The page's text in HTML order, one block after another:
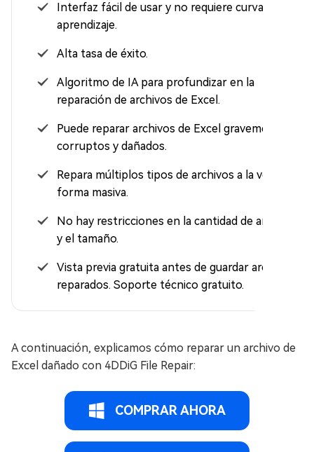
Interfaz fácil de usar y no requiere curva de
aprendizaje.
Alta tasa de éxito.
Algoritmo de IA para profundizar en la
reparación de archivos de Excel.
Puede reparar archivos de Excel gravemente
corruptos y dañados.
Repara múltiplos tipos de archivos a la vez y de
forma masiva.
No hay restricciones en la cantidad de archivos
y el tamaño.
Vista previa gratuita antes de guardar archivos
reparados. Soporte técnico gratuito.
A continuación, explicamos cómo reparar un archivo de
Excel dañado con 4DDiG File Repair:
COMPRAR AHORA